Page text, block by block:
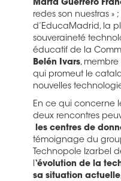
Marta Guerrero
redes son nuestras » ;
d’EducaMadrid, la
souveraineté
éducatif de la
Belén Ivars, membre
qui promeut le
nouvelles
En ce qui concerne
deux rencontres
les centres de
témoignage du
Technopole Izarbel
l ‘évolution de la
sa situation actuelle